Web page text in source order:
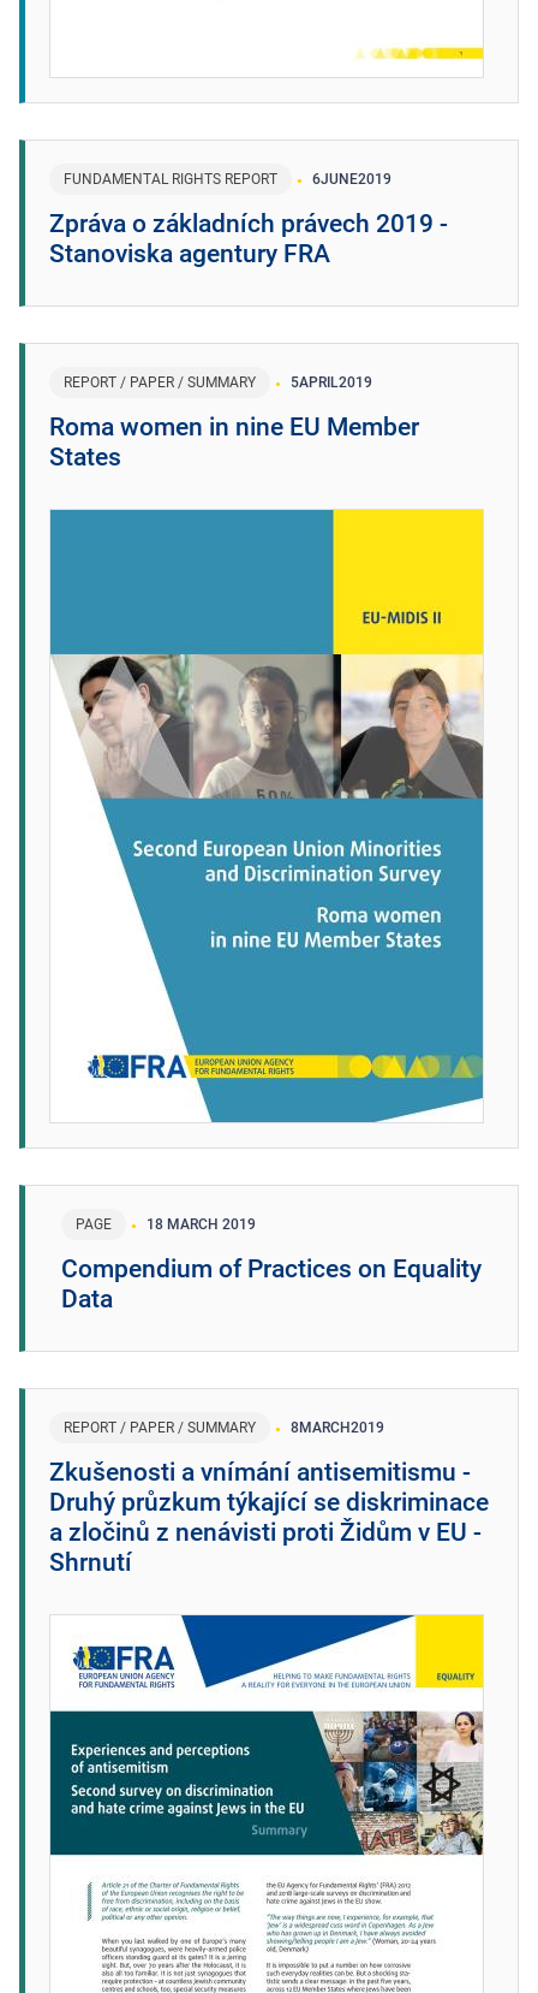
FUNDAMENTAL RIGHTS REPORT 6JUNE2019
Zpráva o základních právech 2019 -
Stanoviska agentury FRA
REPORT / PAPER / SUMMARY 5APRIL2019
Roma women in nine EU Member
States
PAGE 18 MARCH 2019
Compendium of Practices on Equality
Data
REPORT / PAPER / SUMMARY 8MARCH2019
Zkušenosti a vnímání antisemitismu -
Druhý průzkum týkající se diskriminace
a zločinů z nenávisti proti Židům v EU -
Shrnutí